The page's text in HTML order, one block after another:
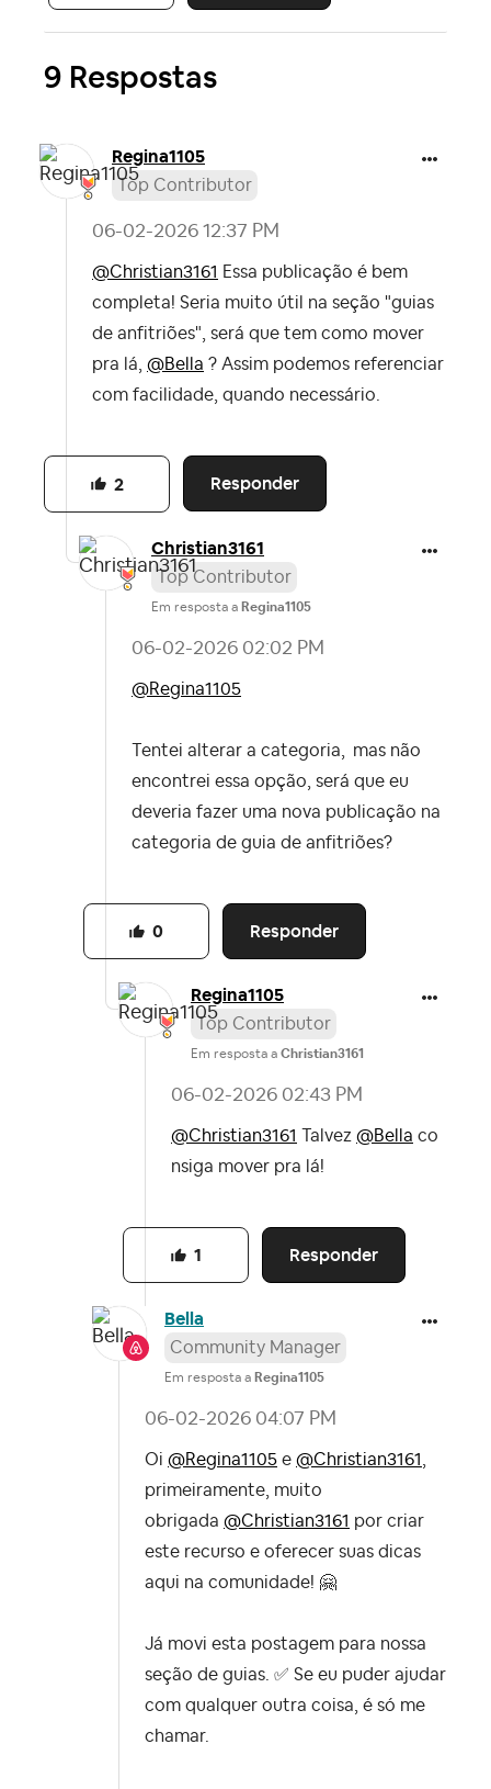
9 Respostas
Regina1105
Top Contributor
‎06-02-2026 12:37 PM
@Christian3161 Essa publicação é bem
completa! Seria muito útil na seção "guias
de anfitriões", será que tem como mover
pra lá, @Bella ? Assim podemos referenciar
com facilidade, quando necessário.
Responder
2
Christian3161
Top Contributor
Em resposta a Regina1105
‎06-02-2026 02:02 PM
@Regina1105
Tentei alterar a categoria,
mas não
encontrei essa opção, será que eu
deveria fazer uma nova publicação na
categoria de guia de anfitriões?
Responder
0
Regina1105
Top Contributor
Em resposta a Christian3161
‎06-02-2026 02:43 PM
@Christian3161 Talvez @Bella co
nsiga mover pra lá!
Responder
1
Bella
Community Manager
Em resposta a Regina1105
‎06-02-2026 04:07 PM
Oi @Regina1105 e @Christian3161 ,
primeiramente, muito
obrigada @Christian3161 por criar
este recurso e oferecer suas dicas
aqui na comunidade! 🤗
Já movi esta postagem para nossa
seção de guias. ✅ Se eu puder ajudar
com qualquer outra coisa, é só me
chamar.